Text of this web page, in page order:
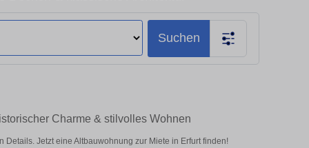
Suchen
Charme & stilvolles Wohnen
Jetzt eine Altbauwohnung zur Miete in Erfurt finden!